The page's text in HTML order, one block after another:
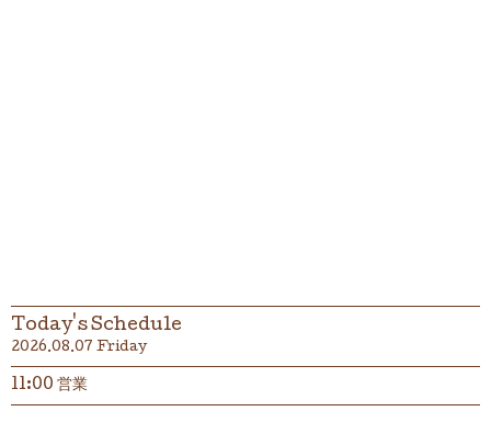
Today's Schedule
2026.08.07 Friday
11:00 営業